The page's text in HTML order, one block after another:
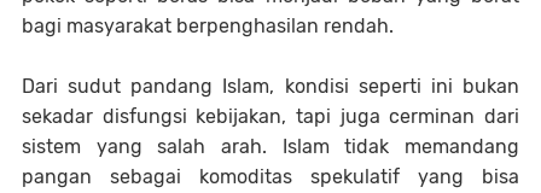
bagi masyarakat berpenghasilan rendah.
Dari sudut pandang Islam, kondisi seperti ini bukan
sekadar disfungsi kebijakan, tapi juga cerminan dari
sistem yang salah arah. Islam tidak memandang
pangan sebagai komoditas spekulatif yang bisa